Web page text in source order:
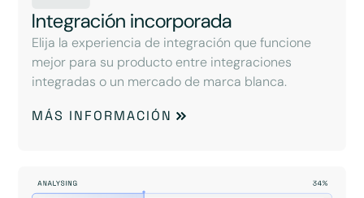
Integración incorporada
Elija la experiencia de integración que funcione
mejor para su producto entre integraciones
integradas o un mercado de marca blanca.
MÁS INFORMACIÓN